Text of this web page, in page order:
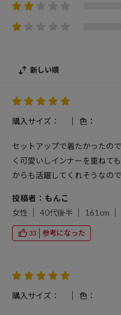
新しい順
購入サイズ： 色：
セットアップで着たかったの
く可愛いしインナーを重ねて
からも活躍してくれそうなの
投稿者：もんこ
女性
40代後半 161cm
33 参考になった
購入サイズ： 色：